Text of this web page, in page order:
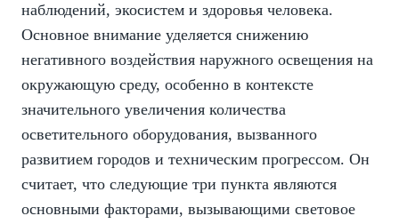
наблюдений, экосистем и здоровья человека.
Основное внимание уделяется снижению
негативного воздействия наружного освещения на
окружающую среду, особенно в контексте
значительного увеличения количества
осветительного оборудования, вызванного
развитием городов и техническим прогрессом. Он
считает, что следующие три пункта являются
основными факторами, вызывающими световое